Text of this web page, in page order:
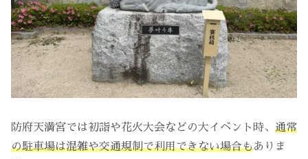
防府天満宮では初詣や花火大会などの大イベント時、 通常
の駐車場は混雑や交通規制で利用できない場合もありま